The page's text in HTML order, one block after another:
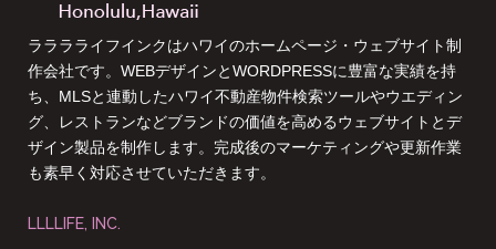
ラララライフインクはハワイのホームページ・ウェブサイト制
作会社です。WEBデザインとWORDPRESSに豊富な実績を持
ち、MLSと連動したハワイ不動産物件検索ツールやウエディン
グ、レストランなどブランドの価値を高めるウェブサイトとデ
ザイン製品を制作します。完成後のマーケティングや更新作業
も素早く対応させていただきます。
LLLLIFE, INC.